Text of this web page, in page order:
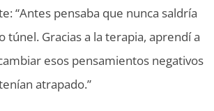
“Antes pensaba que nunca saldría
túnel. Gracias a la terapia, aprendí a
esos pensamientos negativos
atrapado.”